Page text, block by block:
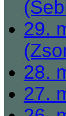
29.
28.
27.